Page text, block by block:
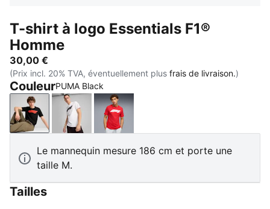
T-shirt à logo Essentials F1®
Homme
30,00 €
(Prix incl. 20% TVA, éventuellement plus frais de livraison.)
CouleurPUMA Black
PUMA BlackPUMA WhitePop Red
Le mannequin mesure 186 cm et porte une
taille M.
Tailles